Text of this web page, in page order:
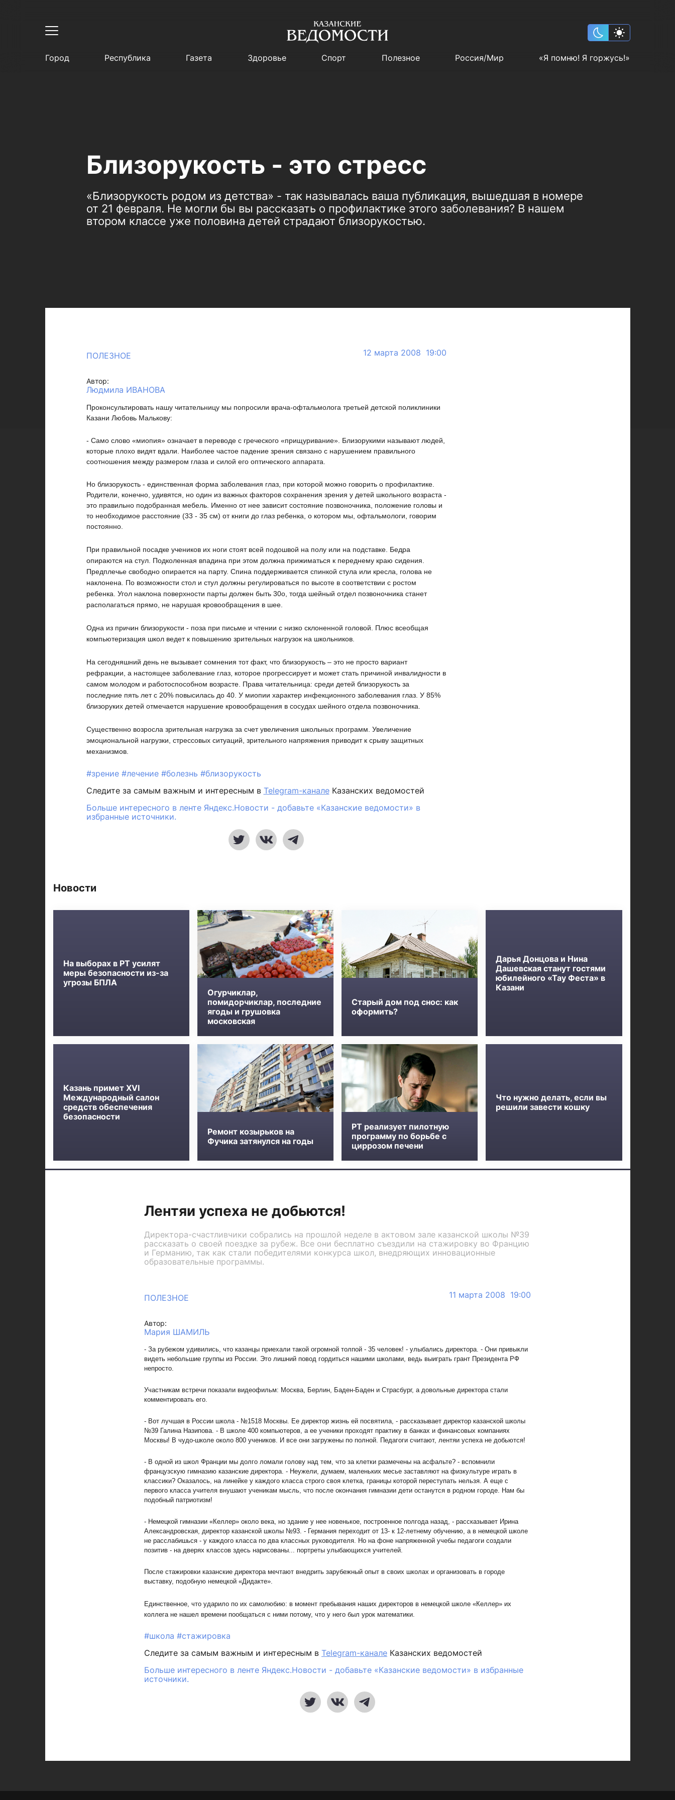
Город Республика Газета Здоровье Спорт Полезное Россия/Мир «Я помню! Я горжусь!»
Близорукость - это стресс
«Близорукость родом из детства» - так называлась ваша публикация, вышедшая в номере
от 21 февраля. Не могли бы вы рассказать о профилактике этого заболевания? В нашем
втором классе уже половина детей страдают близорукостью.
ПОЛЕЗНОЕ 12 марта 2008 19:00
Автор:
Людмила ИВАНОВА
Проконсультировать нашу читательницу мы попросили врача-офтальмолога третьей детской поликлиники
Казани Любовь Малькову:
- Само слово «миопия» означает в переводе с греческого «прищуривание». Близорукими называют людей,
которые плохо видят вдали. Наиболее частое падение зрения связано с нарушением правильного
соотношения между размером глаза и силой его оптического аппарата.
Но близорукость - единственная форма заболевания глаз, при которой можно говорить о профилактике.
Родители, конечно, удивятся, но один из важных факторов сохранения зрения у детей школьного возраста -
это правильно подобранная мебель. Именно от нее зависит состояние позвоночника, положение головы и
то необходимое расстояние (33 - 35 см) от книги до глаз ребенка, о котором мы, офтальмологи, говорим
постоянно.
При правильной посадке учеников их ноги стоят всей подошвой на полу или на подставке. Бедра
опираются на стул. Подколенная впадина при этом должна прижиматься к переднему краю сидения.
Предплечье свободно опирается на парту. Спина поддерживается спинкой стула или кресла, голова не
наклонена. По возможности стол и стул должны регулироваться по высоте в соответствии с ростом
ребенка. Угол наклона поверхности парты должен быть 30о, тогда шейный отдел позвоночника станет
располагаться прямо, не нарушая кровообращения в шее.
Одна из причин близорукости - поза при письме и чтении с низко склоненной головой. Плюс всеобщая
компьютеризация школ ведет к повышению зрительных нагрузок на школьников.
На сегодняшний день не вызывает сомнения тот факт, что близорукость – это не просто вариант
рефракции, а настоящее заболевание глаз, которое прогрессирует и может стать причиной инвалидности в
самом молодом и работоспособном возрасте. Права читательница: среди детей близорукость за
последние пять лет с 20% повысилась до 40. У миопии характер инфекционного заболевания глаз. У 85%
близоруких детей отмечается нарушение кровообращения в сосудах шейного отдела позвоночника.
Существенно возросла зрительная нагрузка за счет увеличения школьных программ. Увеличение
эмоциональной нагрузки, стрессовых ситуаций, зрительного напряжения приводит к срыву защитных
механизмов.
#зрение #лечение #болезнь #близорукость
Следите за самым важным и интересным в Telegram-каналеКазанских ведомостей
Больше интересного в ленте Яндекс.Новости - добавьте «Казанские ведомости» в
избранные источники.
Новости
На выборах в РТ усилят
меры безопасности из-за
угрозы БПЛА
Огурчиклар,
помидорчиклар, последние
ягоды и грушовка
московская
Старый дом под снос: как
оформить?
Дарья Донцова и Нина
Дашевская станут гостями
юбилейного «Тау Феста» в
Казани
Казань примет XVI
Международный салон
средств обеспечения
безопасности
Ремонт козырьков на
Фучика затянулся на годы
РТ реализует пилотную
программу по борьбе с
циррозом печени
Что нужно делать, если вы
решили завести кошку
Лентяи успеха не добьются!
Директора-счастливчики собрались на прошлой неделе в актовом зале казанской школы №39
рассказать о своей поездке за рубеж. Все они бесплатно съездили на стажировку во Францию
и Германию, так как стали победителями конкурса школ, внедряющих инновационные
образовательные программы.
ПОЛЕЗНОЕ 11 марта 2008 19:00
Автор:
Мария ШАМИЛЬ
- За рубежом удивились, что казанцы приехали такой огромной толпой - 35 человек! - улыбались директора. - Они привыкли
видеть небольшие группы из России. Это лишний повод гордиться нашими школами, ведь выиграть грант Президента РФ
непросто.
Участникам встречи показали видеофильм: Москва, Берлин, Баден-Баден и Страсбург, а довольные директора стали
комментировать его.
- Вот лучшая в России школа - №1518 Москвы. Ее директор жизнь ей посвятила, - рассказывает директор казанской школы
№39 Галина Назипова. - В школе 400 компьютеров, а ее ученики проходят практику в банках и финансовых компаниях
Москвы! В чудо-школе около 800 учеников. И все они загружены по полной. Педагоги считают, лентяи успеха не добьются!
- В одной из школ Франции мы долго ломали голову над тем, что за клетки размечены на асфальте? - вспомнили
французскую гимназию казанские директора. - Неужели, думаем, маленьких месье заставляют на физкультуре играть в
классики? Оказалось, на линейке у каждого класса строго своя клетка, границы которой переступать нельзя. А еще с
первого класса учителя внушают ученикам мысль, что после окончания гимназии дети останутся в родном городе. Нам бы
подобный патриотизм!
- Немецкой гимназии «Келлер» около века, но здание у нее новенькое, построенное полгода назад, - рассказывает Ирина
Александровская, директор казанской школы №93. - Германия переходит от 13- к 12-летнему обучению, а в немецкой школе
не расслабишься - у каждого класса по два классных руководителя. Но на фоне напряженной учебы педагоги создали
позитив - на дверях классов здесь нарисованы... портреты улыбающихся учителей.
После стажировки казанские директора мечтают внедрить зарубежный опыт в своих школах и организовать в городе
выставку, подобную немецкой «Дидакте».
Единственное, что ударило по их самолюбию: в момент пребывания наших директоров в немецкой школе «Келлер» их
коллега не нашел времени пообщаться с ними потому, что у него был урок математики.
#школа #стажировка
Следите за самым важным и интересным в Telegram-канале Казанских ведомостей
Больше интересного в ленте Яндекс.Новости - добавьте «Казанские ведомости» в избранные
источники.